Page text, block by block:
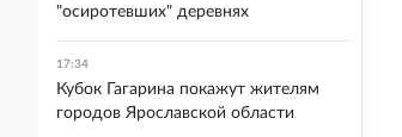
"осиротевших" деревнях
17:34
Кубок Гагарина покажут жителям
городов Ярославской области